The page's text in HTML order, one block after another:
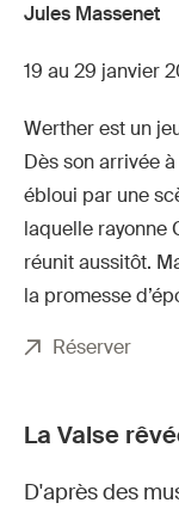
Jules Massenet
19 au 29 janvier
Werther est un
Dès son arrivée
ébloui par une
laquelle rayonne
réunit aussitôt.
la promesse
Réserver
La Valse
D'après des